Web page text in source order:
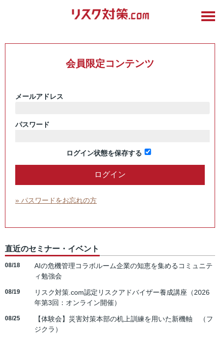
会員限定コンテンツ
メールアドレス
パスワード
ログイン状態を保存する
» パスワードをお忘れの方
直近のセミナー・イベント
08/18
AIの危機管理コラボルーム企業の知恵を集めるコミュニテ
ィ勉強会
08/19
リスク対策.com認定リスクアドバイザー養成講座（2026
年第3回：オンライン開催）
08/25
【体験会】災害対策本部の机上訓練を用いた新機軸 （フ
ジクラ）